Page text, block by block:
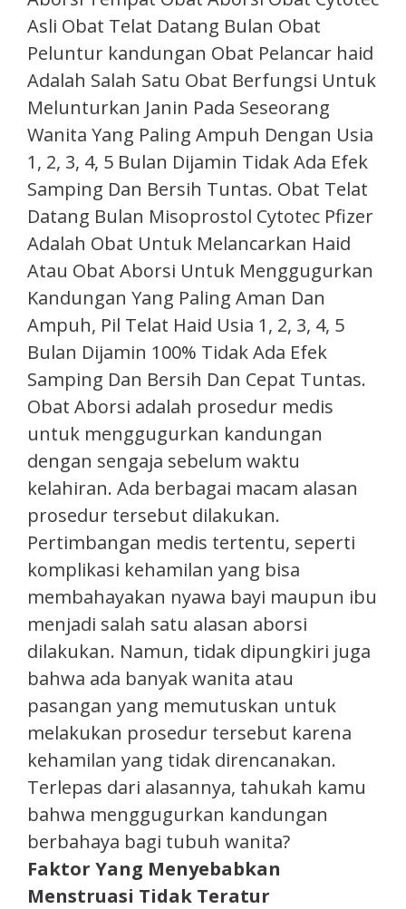
Asli Obat Telat Datang Bulan Obat
Peluntur kandungan Obat Pelancar haid
Adalah Salah Satu Obat Berfungsi Untuk
Melunturkan Janin Pada Seseorang
Wanita Yang Paling Ampuh Dengan Usia
1, 2, 3, 4, 5 Bulan Dijamin Tidak Ada Efek
Samping Dan Bersih Tuntas. Obat Telat
Datang Bulan Misoprostol Cytotec Pfizer
Adalah Obat Untuk Melancarkan Haid
Atau Obat Aborsi Untuk Menggugurkan
Kandungan Yang Paling Aman Dan
Ampuh, Pil Telat Haid Usia 1, 2, 3, 4, 5
Bulan Dijamin 100% Tidak Ada Efek
Samping Dan Bersih Dan Cepat Tuntas.
Obat Aborsi adalah prosedur medis
untuk menggugurkan kandungan
dengan sengaja sebelum waktu
kelahiran. Ada berbagai macam alasan
prosedur tersebut dilakukan.
Pertimbangan medis tertentu, seperti
komplikasi kehamilan yang bisa
membahayakan nyawa bayi maupun ibu
menjadi salah satu alasan aborsi
dilakukan. Namun, tidak dipungkiri juga
bahwa ada banyak wanita atau
pasangan yang memutuskan untuk
melakukan prosedur tersebut karena
kehamilan yang tidak direncanakan.
Terlepas dari alasannya, tahukah kamu
bahwa menggugurkan kandungan
berbahaya bagi tubuh wanita?
Faktor Yang Menyebabkan
Menstruasi Tidak Teratur